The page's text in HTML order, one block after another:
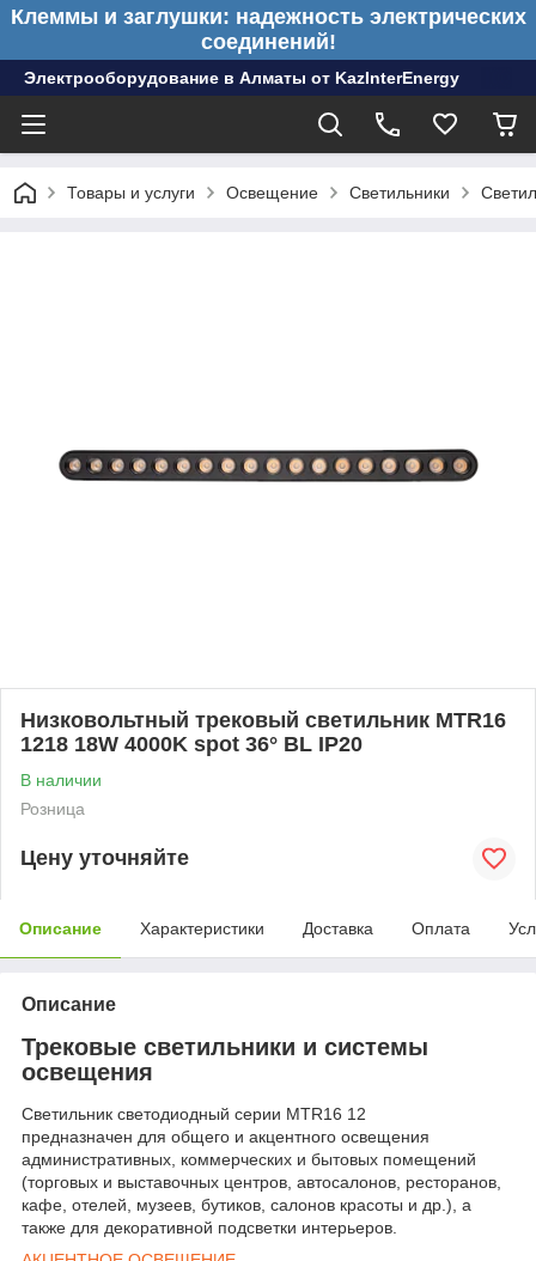
Клеммы и заглушки: надежность электрических
соединений!
Электрооборудование в Алматы от KazInterEnergy
Товары и услуги Освещение Светильники
Низковольтный трековый светильник MTR16
1218 18W 4000K spot 36° BL IP20
В наличии
Розница
Цену уточняйте
Описание Характеристики Доставка Оплата
Описание
Трековые светильники и системы
освещения
Светильник светодиодный серии MTR16 12
предназначен для общего и акцентного освещения
административных, коммерческих и бытовых помещений
(торговых и выставочных центров, автосалонов, ресторанов,
кафе, отелей, музеев, бутиков, салонов красоты и др.), а
также для декоративной подсветки интерьеров.